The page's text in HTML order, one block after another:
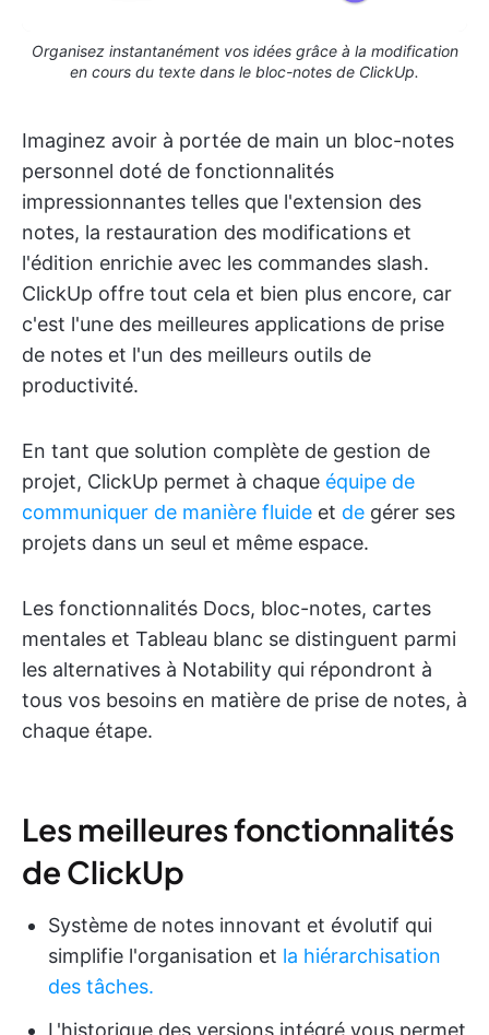
Organisez instantanément vos idées grâce à la modification
en cours du texte dans le bloc-notes de ClickUp.
Imaginez avoir à portée de main un bloc-notes
personnel doté de fonctionnalités
impressionnantes telles que l'extension des
notes, la restauration des modifications et
l'édition enrichie avec les commandes slash.
ClickUp offre tout cela et bien plus encore, car
c'est l'une des meilleures applications de prise
de notes et l'un des meilleurs outils de
productivité.
En tant que solution complète de gestion de
projet, ClickUp permet à chaque équipe de
communiquer de manière fluide et de gérer ses
projets dans un seul et même espace.
Les fonctionnalités Docs, bloc-notes, cartes
mentales et Tableau blanc se distinguent parmi
les alternatives à Notability qui répondront à
tous vos besoins en matière de prise de notes, à
chaque étape.
Les meilleures fonctionnalités
de ClickUp
Système de notes innovant et évolutif qui
simplifie l'organisation et la hiérarchisation
des tâches.
L'historique des versions intégré vous permet